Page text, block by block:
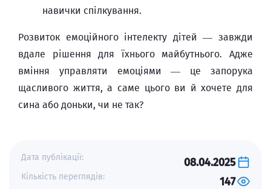
навички спілкування.
Розвиток емоційного інтелекту дітей — завжди
вдале рішення для їхнього майбутнього. Адже
вміння управляти емоціями — це запорука
щасливого життя, а саме цього ви й хочете для
сина або доньки, чи не так?
Дата публікації: 08.04.2025
Кількість переглядів: 147